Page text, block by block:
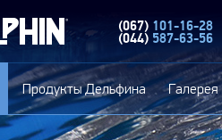
(067) 101-16-28
(044) 587-63-56
Продукты Дельфина Галерея